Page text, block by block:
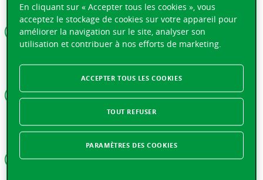
Avance sur les frais de réparation à l’étranger
Nous versons une avance sur les frais de réparation
nécessaires à la poursuite du voyage.
Paiement de la franchise
La franchise casco est prise en charge en cas de
dommage à un véhicule loué, même si vous êtes en tort.
Frais divers
En cliquant sur « Accepter tous les cookies », vous
acceptez le stockage de cookies sur votre appareil pour
améliorer la navigation sur le site, analyser son
utilisation et contribuer à nos efforts de marketing.
TOUT REFUSER
ACCEPTER TOUS LES COOKIES
PARAMÈTRES DES COOKIES